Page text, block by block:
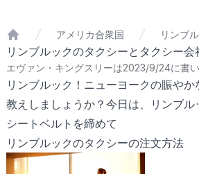
ホーム
アメリカ合衆国 リンブ
リンブルックのタクシーとタクシー会
エヴァン・キングスリーは2023/9/24に書
リンブルック！ニューヨークの賑や
教えしましょうか？今日は、リンブ
シートベルトを締めて
リンブルックのタクシーの注文方法